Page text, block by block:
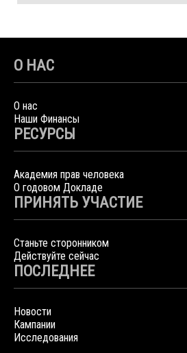
О НАС
О нас
Наши Финансы
РЕСУРСЫ
Академия прав человека
О годовом Докладе
ПРИНЯТЬ УЧАСТИЕ
Станьте сторонником
Действуйте сейчас
ПОСЛЕДНЕЕ
Новости
Кампании
Исследования